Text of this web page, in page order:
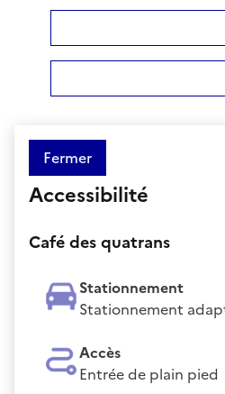
Fermer
Accessibilité
Café des quatrans
Stationnement
Stationnement
Accès
Entrée de plain pied